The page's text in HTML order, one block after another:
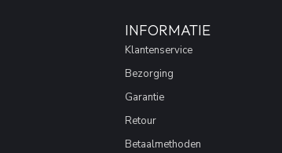
INFORMATIE
Klantenservice
Bezorging
Garantie
Retour
Betaalmethoden